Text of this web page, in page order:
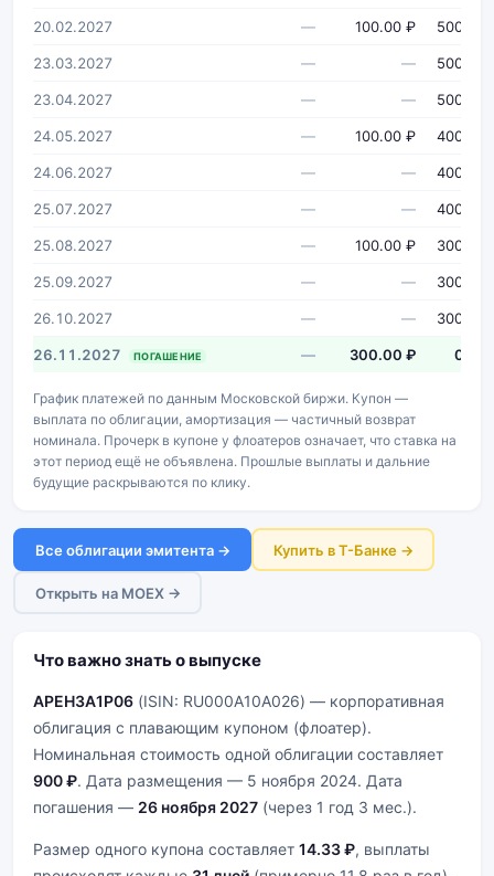
20.02.2027 — 100.00 ₽ 500 ₽
23.03.2027 — — 500 ₽
23.04.2027 — — 500 ₽
24.05.2027 — 100.00 ₽ 400 ₽
24.06.2027 — — 400 ₽
25.07.2027 — — 400 ₽
25.08.2027 — 100.00 ₽ 300 ₽
25.09.2027 — — 300 ₽
26.10.2027 — — 300 ₽
26.11.2027 ПОГАШЕНИЕ — 300.00 ₽ 0 ₽
График платежей по данным Московской биржи. Купон —
выплата по облигации, амортизация — частичный возврат
номинала. Прочерк в купоне у флоатеров означает, что ставка на
этот период ещё не объявлена. Прошлые выплаты и дальние
будущие раскрываются по клику.
Все облигации эмитента → Купить в Т-Банке →
Открыть на MOEX →
Что важно знать о выпуске
АРЕНЗА1Р06 (ISIN: RU000A10A026) — корпоративная
облигация с плавающим купоном (флоатер).
Номинальная стоимость одной облигации составляет
900 ₽. Дата размещения — 5 ноября 2024. Дата
погашения — 26 ноября 2027 (через 1 год 3 мес.).
Размер одного купона составляет 14.33 ₽, выплаты